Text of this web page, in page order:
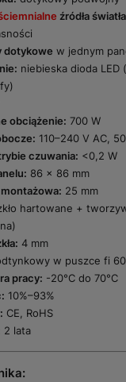
źródła
dotykowe w jednym
niebieska dioda LED
obciążenie: 700 W
110–240 V AC,
czuwania: <0,2 W
86 x 86 mm
25 mm
hartowane +
4 mm
w puszce fi
pracy: -20°C do 70°C
10%–93%
CE, RoHS
2 lata